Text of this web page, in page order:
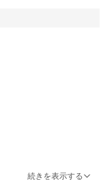
続きを表示する